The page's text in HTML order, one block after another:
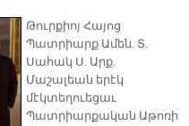
Թուրքիոյ Հայոց
Պատրիարք Ամեն. Տ.
Սահակ Ս. Արք.
Մաշալեան երէկ
մէկտեղուեցաւ
Պատրիարքական Աթոռի